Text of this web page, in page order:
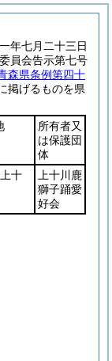
年七月二十三日
員会告示第七号
森県条例第四十
掲げるものを県
所有者又
は保護団
体
十
上十川鹿
獅子踊愛
好会